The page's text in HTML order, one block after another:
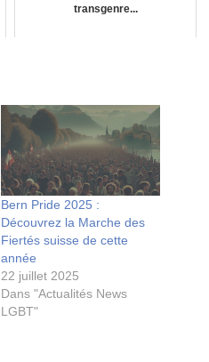
transgenre...
Bern Pride 2025 :
Découvrez la Marche des
Fiertés suisse de cette
année
22 juillet 2025
Dans "Actualités News
LGBT"